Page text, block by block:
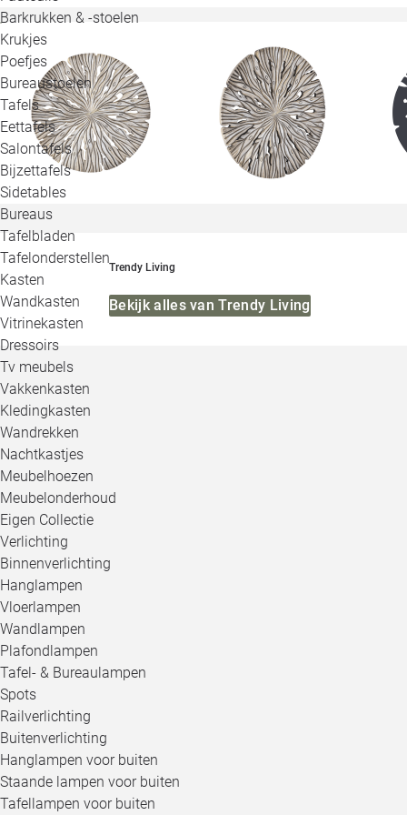
Barkrukken & -stoelen
Krukjes
Poefjes
Bureaustoelen
Tafels
Eettafels
Salontafels
Bijzettafels
Sidetables
Bureaus
Tafelbladen
Tafelonderstellen
Kasten
Wandkasten
Vitrinekasten
Dressoirs
Tv meubels
Vakkenkasten
Kledingkasten
Wandrekken
Nachtkastjes
Meubelhoezen
Meubelonderhoud
Eigen Collectie
Verlichting
Binnenverlichting
Hanglampen
Vloerlampen
Wandlampen
Plafondlampen
Tafel- & Bureaulampen
Spots
Railverlichting
Buitenverlichting
Hanglampen voor buiten
Staande lampen voor buiten
Tafellampen voor buiten
Trendy Living
Bekijk alles van Trendy Living